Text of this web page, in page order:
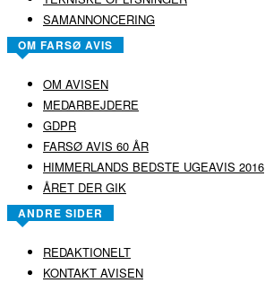
SAMANNONCERING
OM FARSØ AVIS
OM AVISEN
MEDARBEJDERE
GDPR
FARSØ AVIS 60 ÅR
HIMMERLANDS BEDSTE UGEAVIS 2016
ÅRET DER GIK
ANDRE SIDER
REDAKTIONELT
KONTAKT AVISEN